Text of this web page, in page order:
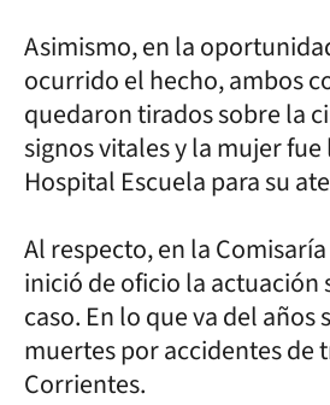
Asimismo, en la
ocurrido el hecho, ambos
quedaron tirados sobre la
signos vitales y la mujer
Hospital Escuela para su
Al respecto, en la
inició de oficio la actuación
caso. En lo que va del años
muertes por accidentes de
Corrientes.